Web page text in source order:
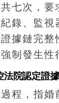
七次，
錄、監
據鏈完
制發生性
法院認定證
程，指